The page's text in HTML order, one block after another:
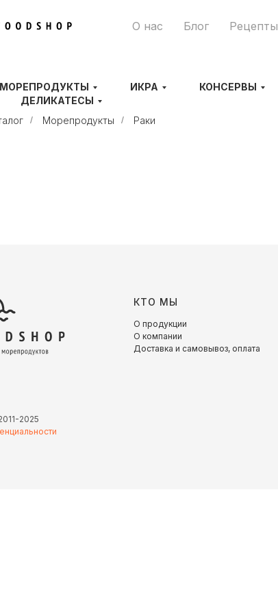
О нас Блог Рецепты
МОРЕПРОДУКТЫ ИКРА
КОНСЕРВЫ
ДЕЛИКАТЕСЫ
/ Морепродукты / Раки
2025
КТО МЫ
О продукции
О компании
Доставка и самовывоз, оплата